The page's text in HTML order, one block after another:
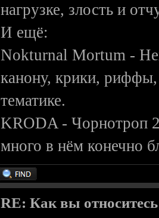
нагрузке, злость и
И ещё:
Nokturnal Mortum -
канону, крики,
тематике.
KRODA - Чорнотроп
много в нём конечно
RE: Как вы